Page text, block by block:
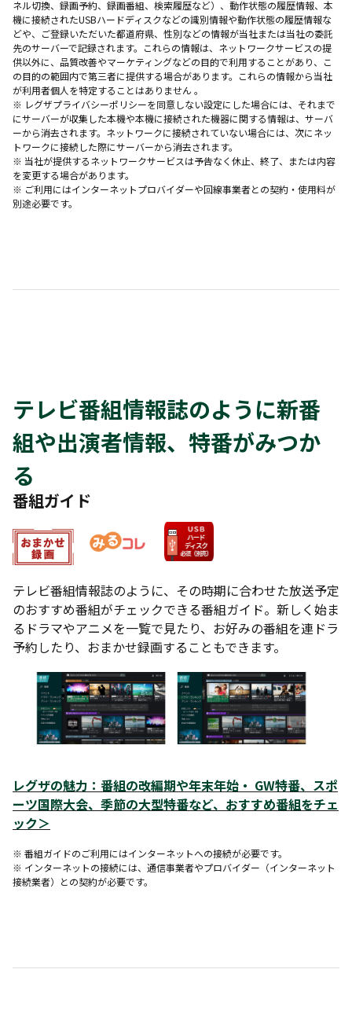
ネル切換、録画予約、録画番組、検索履歴など）、動作状態の履歴情報、本
機に接続されたUSBハードディスクなどの識別情報や動作状態の履歴情報な
どや、ご登録いただいた都道府県、性別などの情報が当社または当社の委託
先のサーバーで記録されます。これらの情報は、ネットワークサービスの提
供以外に、品質改善やマーケティングなどの目的で利用することがあり、こ
の目的の範囲内で第三者に提供する場合があります。これらの情報から当社
が利用者個人を特定することはありません 。
※ レグザプライバシーポリシーを同意しない設定にした場合には、それまで
にサーバーが収集した本機や本機に接続された機器に関する情報は、サーバ
ーから消去されます。ネットワークに接続されていない場合には、次にネッ
トワークに接続した際にサーバーから消去されます。
※ 当社が提供するネットワークサービスは予告なく休止、終了、または内容
を変更する場合があります。
※ ご利用にはインターネットプロバイダーや回線事業者との契約・使用料が
別途必要です。
テレビ番組情報誌のように新番
組や出演者情報、特番がみつか
る
番組ガイド
テレビ番組情報誌のように、その時期に合わせた放送予定
のおすすめ番組がチェックできる番組ガイド。新しく始ま
るドラマやアニメを一覧で見たり、お好みの番組を連ドラ
予約したり、おまかせ録画することもできます。
レグザの魅力： 番組の改編期や年末年始・ GW特番、スポ
ーツ国際大会、季節の大型特番など、おすすめ番組をチェ
ック＞
※ 番組ガイドのご利用にはインターネットへの接続が必要です。
※ インターネットの接続には、通信事業者やプロバイダー（インターネット
接続業者）との契約が必要です。